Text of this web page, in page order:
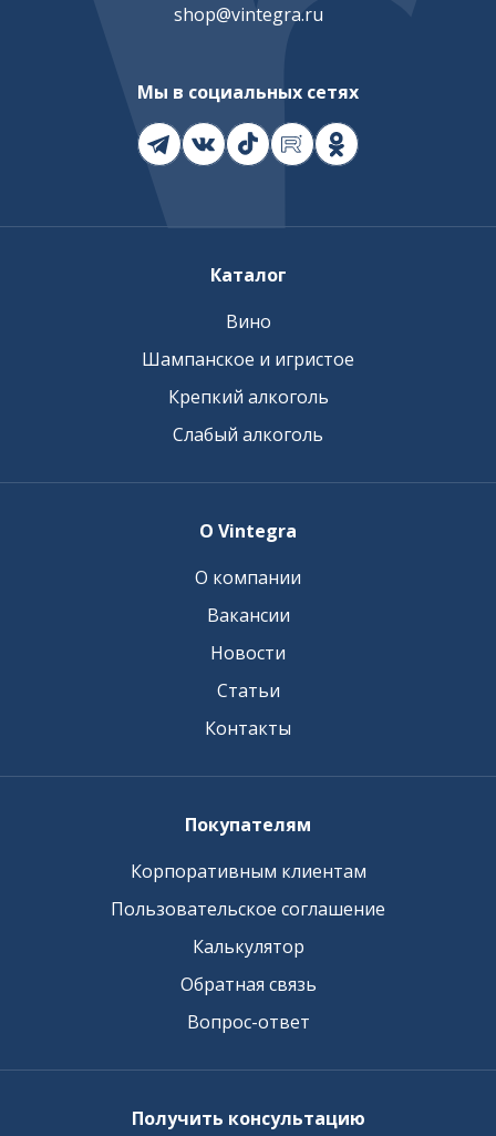
shop@vintegra.ru
Мы в социальных сетях
Каталог
Вино
Шампанское и игристое
Крепкий алкоголь
Слабый алкоголь
О Vintegra
О компании
Вакансии
Новости
Статьи
Контакты
Покупателям
Корпоративным клиентам
Пользовательское соглашение
Калькулятор
Обратная связь
Вопрос-ответ
Получить консультацию